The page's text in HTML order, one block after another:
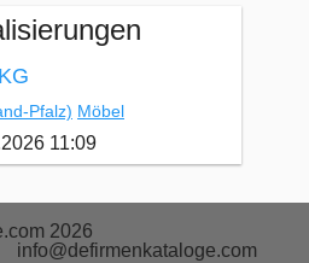
Pfalz) Möbel
11:09
2026
info@defirmenkataloge.com